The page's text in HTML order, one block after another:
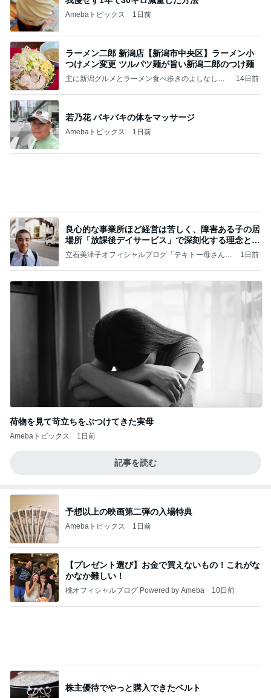
Amebaトピックス 1日前
ラーメン二郎 新潟店【新潟市中央区】ラーメン小
つけメン変更 ツルパツ麺が旨い新潟二郎のつけ麺
主に新潟グルメとラーメン食べ歩きのよしなしご
14日前
若乃花 バキバキの体をマッサージ
Amebaトピックス 1日前
良心的な事業所ほど経営は苦しく、障害ある子の居
場所「放課後デイサービス」で深刻化する理念と現
実の
立石美津子オフィシャルブログ「テキトー母さんの
1日前
荷物を見て苛立ちをぶつけてきた実母
Amebaトピックス 1日前
記事を読む
予想以上の映画第二弾の入場特典
Amebaトピックス 1日前
【プレゼント選び】お金で買えないもの！これがな
かなか難しい！
桃オフィシャルブログ Powered by Ameba 10日前
株主優待でやっと購入できたベルト